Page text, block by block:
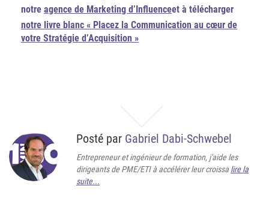
notre agence de Marketing d’Influenceet à télécharger
notre livre blanc « Placez la Communication au cœur de
votre Stratégie d’Acquisition »
Posté par Gabriel Dabi-Schwebel
Entrepreneur et ingénieur de formation, j'aide les
dirigeants de PME/ETI à accélérer leur croissa lire la
suite...